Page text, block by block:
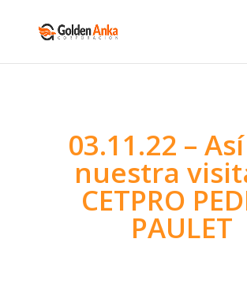
03.11.22 –
nuestra
CETPRO
PAULET